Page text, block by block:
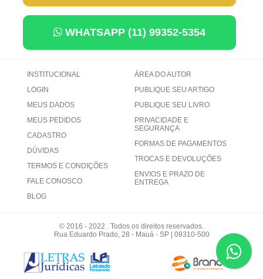
WHATSAPP (11) 99352-5354
INSTITUCIONAL
LOGIN
MEUS DADOS
MEUS PEDIDOS
CADASTRO
DÚVIDAS
TERMOS E CONDIÇÕES
FALE CONOSCO
BLOG
ÁREA DO AUTOR
PUBLIQUE SEU ARTIGO
PUBLIQUE SEU LIVRO
PRIVACIDADE E
SEGURANÇA
FORMAS DE PAGAMENTOS
TROCAS E DEVOLUÇÕES
ENVIOS E PRAZO DE
ENTREGA
© 2016 - 2022 . Todos os direitos reservados.
Rua Eduardo Prado, 28 - Mauá - SP | 09310-500